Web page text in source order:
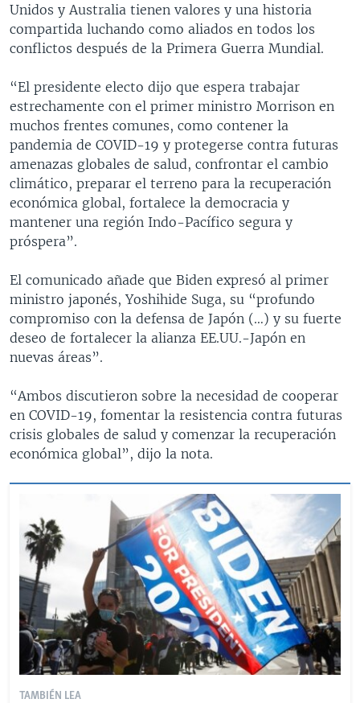
Unidos y Australia tienen valores y una historia
compartida luchando como aliados en todos los
conflictos después de la Primera Guerra Mundial.
“El presidente electo dijo que espera trabajar
estrechamente con el primer ministro Morrison en
muchos frentes comunes, como contener la
pandemia de COVID-19 y protegerse contra futuras
amenazas globales de salud, confrontar el cambio
climático, preparar el terreno para la recuperación
económica global, fortalece la democracia y
mantener una región Indo-Pacífico segura y
próspera”.
El comunicado añade que Biden expresó al primer
ministro japonés, Yoshihide Suga, su “profundo
compromiso con la defensa de Japón (…) y su fuerte
deseo de fortalecer la alianza EE.UU.-Japón en
nuevas áreas”.
“Ambos discutieron sobre la necesidad de cooperar
en COVID-19, fomentar la resistencia contra futuras
crisis globales de salud y comenzar la recuperación
económica global”, dijo la nota.
TAMBIÉN LEA